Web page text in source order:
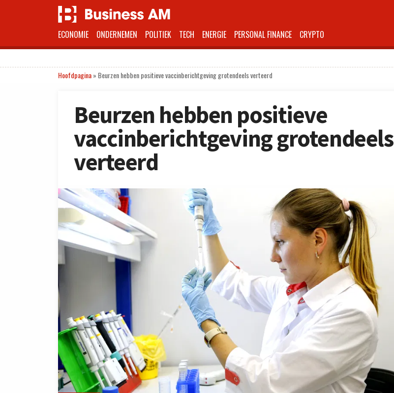
ECONOMIE ONDERNEMEN POLITIEK TECH ENERGIE PERSONAL FINANCE CRYPTO
Hoofdpagina» Beurzen hebben positieve vaccinberichtgeving grotendeels verteerd
Beurzen hebben positieve
vaccinberichtgeving grotendeels
verteerd